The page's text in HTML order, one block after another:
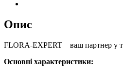
Опис
FLORA-EXPERT – ваш партнер у
Основні характеристики: